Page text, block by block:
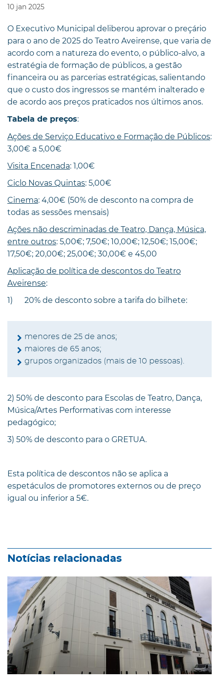
10 jan 2025
O Executivo Municipal deliberou aprovar o preçário
para o ano de 2025 do Teatro Aveirense, que varia de
acordo com a natureza do evento, o público-alvo, a
estratégia de formação de públicos, a gestão
financeira ou as parcerias estratégicas, salientando
que o custo dos ingressos se mantém inalterado e
de acordo aos preços praticados nos últimos anos.
Tabela de preços:
Ações de Serviço Educativo e Formação de Públicos:
3,00€ a 5,00€
Visita Encenada: 1,00€
Ciclo Novas Quintas: 5,00€
Cinema: 4,00€ (50% de desconto na compra de
todas as sessões mensais)
Ações não descriminadas de Teatro, Dança, Música,
entre outros: 5,00€; 7,50€; 10,00€; 12,50€; 15,00€;
17,50€; 20,00€; 25,00€; 30,00€ e 45,00
Aplicação de política de descontos do Teatro
Aveirense:
1) 20% de desconto sobre a tarifa do bilhete:
menores de 25 de anos;
maiores de 65 anos;
grupos organizados (mais de 10 pessoas).
2) 50% de desconto para Escolas de Teatro, Dança,
Música/Artes Performativas com interesse
pedagógico;
3) 50% de desconto para o GRETUA.
Esta política de descontos não se aplica a
espetáculos de promotores externos ou de preço
igual ou inferior a 5€.
Notícias relacionadas